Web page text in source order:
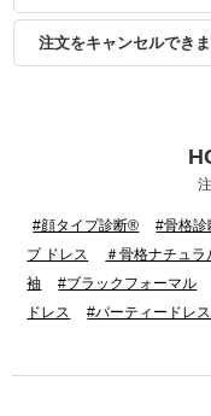
身
注文をキャンセルでき
#顔タイプ診断® #骨格診
ブ ドレス
＃骨格ナチュラ
袖
#ブラックフォーマル
ドレス
#パーティードレ